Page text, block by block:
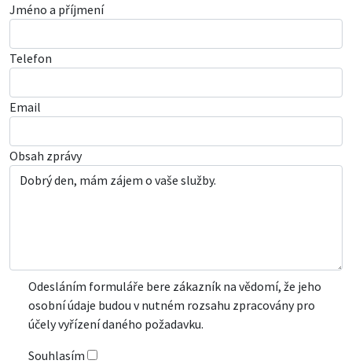
Jméno a příjmení
Telefon
Email
Obsah zprávy
Odesláním formuláře bere zákazník na vědomí, že jeho
osobní údaje budou v nutném rozsahu zpracovány pro
účely vyřízení daného požadavku.
Souhlasím